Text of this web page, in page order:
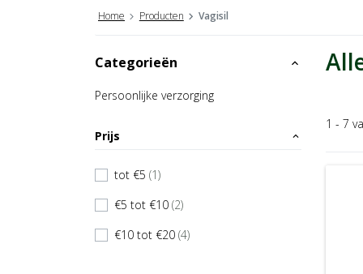
Home Producten Vagisil
Categorieën expand_less
Persoonlijke verzorging
Prijs expand_less
tot €5 (1)
€5 tot €10 (2)
€10 tot €20 (4)
1 - 7